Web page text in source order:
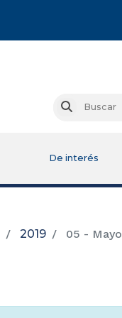
Buscar
De interés
2019 05 - Mayo